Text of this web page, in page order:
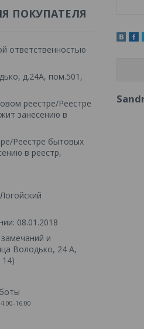
ПОКУПАТЕЛЯ
ответственностью
д.24А, пом.501,
реестре/Реестре
занесению в
Реестре бытовых
в реестр,
08.01.2018
и
Володько, 24 А,
16:00